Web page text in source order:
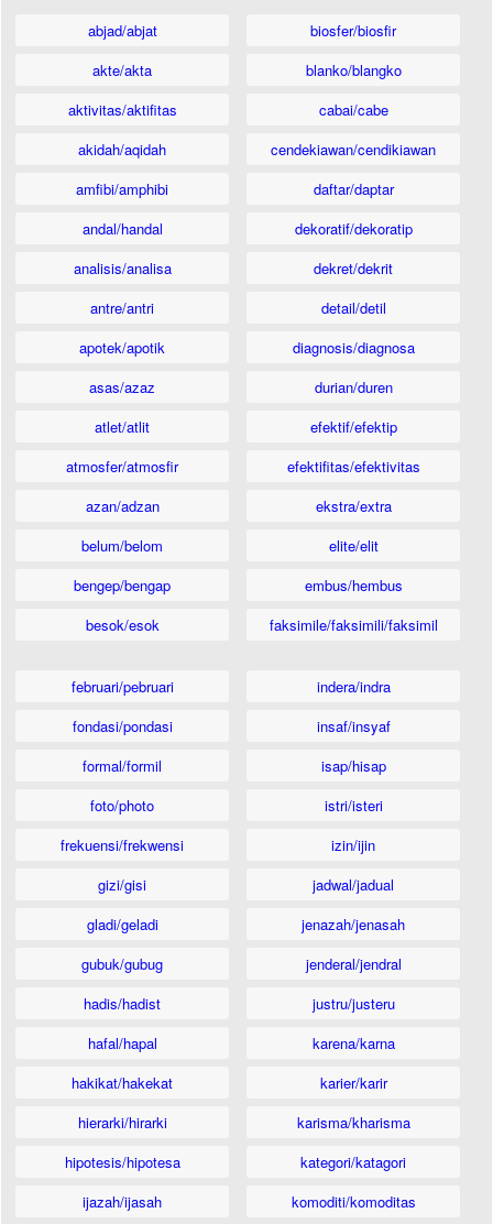
abjad/abjat
akte/akta
aktivitas/aktifitas
akidah/aqidah
amfibi/amphibi
andal/handal
analisis/analisa
antre/antri
apotek/apotik
asas/azaz
atlet/atlit
atmosfer/atmosfir
azan/adzan
belum/belom
bengep/bengap
besok/esok
biosfer/biosfir
blanko/blangko
cabai/cabe
cendekiawan/cendikiawan
daftar/daptar
dekoratif/dekoratip
dekret/dekrit
detail/detil
diagnosis/diagnosa
durian/duren
efektif/efektip
efektifitas/efektivitas
ekstra/extra
elite/elit
embus/hembus
faksimile/faksimili/faksimil
februari/pebruari
fondasi/pondasi
formal/formil
foto/photo
frekuensi/frekwensi
gizi/gisi
gladi/geladi
gubuk/gubug
hadis/hadist
hafal/hapal
hakikat/hakekat
hierarki/hirarki
hipotesis/hipotesa
ijazah/ijasah
indera/indra
insaf/insyaf
isap/hisap
istri/isteri
izin/ijin
jadwal/jadual
jenazah/jenasah
jenderal/jendral
justru/justeru
karena/karna
karier/karir
karisma/kharisma
kategori/katagori
komoditi/komoditas